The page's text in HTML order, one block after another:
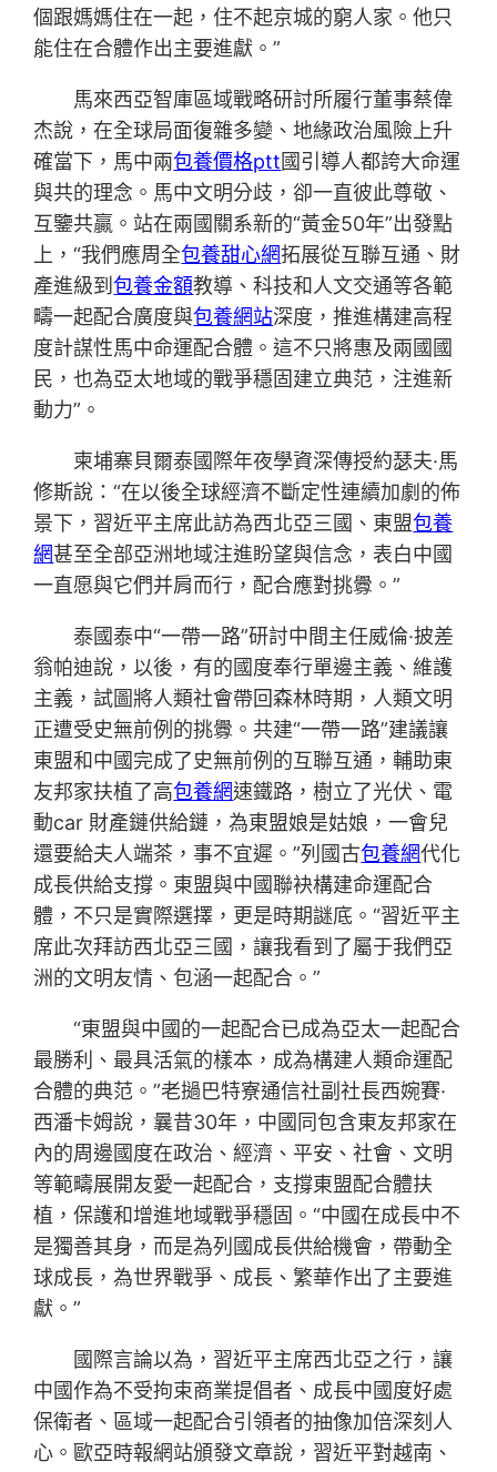
個跟媽媽住在一起，住不起京城的窮人家。他只
能住在合體作出主要進獻。”
馬來西亞智庫區域戰略研討所履行董事蔡偉
杰說，在全球局面復雜多變、地緣政治風險上升
確當下，馬中兩包養價格ptt國引導人都誇大命運
與共的理念。馬中文明分歧，卻一直彼此尊敬、
互鑒共贏。站在兩國關系新的“黃金50年”出發點
上，“我們應周全包養甜心網拓展從互聯互通、財
產進級到包養金額教導、科技和人文交通等各範
疇一起配合廣度與包養網站深度，推進構建高程
度計謀性馬中命運配合體。這不只將惠及兩國國
民，也為亞太地域的戰爭穩固建立典范，注進新
動力”。
柬埔寨貝爾泰國際年夜學資深傳授約瑟夫·馬
修斯說：“在以後全球經濟不斷定性連續加劇的佈
景下，習近平主席此訪為西北亞三國、東盟包養
網甚至全部亞洲地域注進盼望與信念，表白中國
一直愿與它們并肩而行，配合應對挑釁。”
泰國泰中“一帶一路”研討中間主任威倫·披差
翁帕迪說，以後，有的國度奉行單邊主義、維護
主義，試圖將人類社會帶回森林時期，人類文明
正遭受史無前例的挑釁。共建“一帶一路”建議讓
東盟和中國完成了史無前例的互聯互通，輔助東
友邦家扶植了高包養網速鐵路，樹立了光伏、電
動car 財產鏈供給鏈，為東盟娘是姑娘，一會兒
還要給夫人端茶，事不宜遲。”列國古包養網代化
成長供給支撐。東盟與中國聯袂構建命運配合
體，不只是實際選擇，更是時期謎底。“習近平主
席此次拜訪西北亞三國，讓我看到了屬于我們亞
洲的文明友情、包涵一起配合。”
“東盟與中國的一起配合已成為亞太一起配合
最勝利、最具活氣的樣本，成為構建人類命運配
合體的典范。”老撾巴特寮通信社副社長西婉賽·
西潘卡姆說，曩昔30年，中國同包含東友邦家在
內的周邊國度在政治、經濟、平安、社會、文明
等範疇展開友愛一起配合，支撐東盟配合體扶
植，保護和增進地域戰爭穩固。“中國在成長中不
是獨善其身，而是為列國成長供給機會，帶動全
球成長，為世界戰爭、成長、繁華作出了主要進
獻。”
國際言論以為，習近平主席西北亞之行，讓
中國作為不受拘束商業提倡者、成長中國度好處
保衛者、區域一起配合引領者的抽像加倍深刻人
心。歐亞時報網站頒發文章說，習近平對越南、